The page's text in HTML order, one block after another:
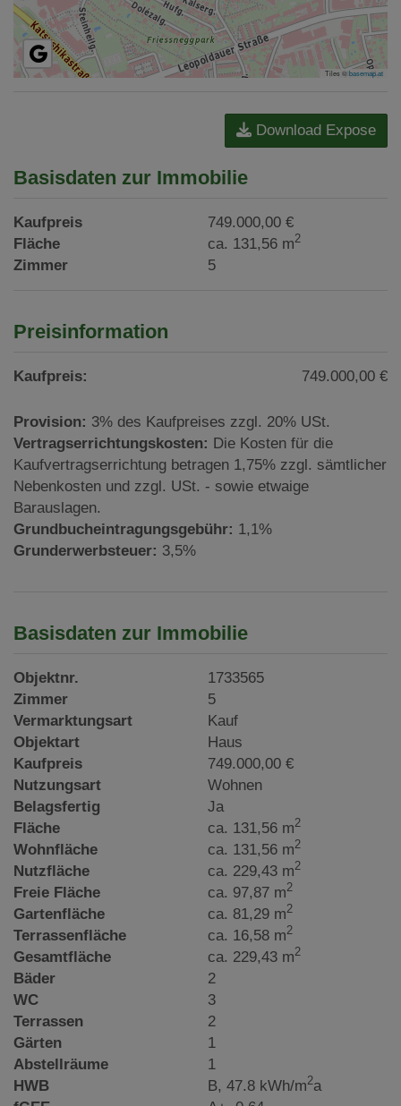
Tiles ©basemap.at
Download Expose
Basisdaten zur Immobilie
Kaufpreis
749.000,00 €
Fläche
ca. 131,56 m2
Zimmer 5
Preisinformation
Kaufpreis: 749.000,00 €
Provision: 3% des Kaufpreises zzgl. 20% USt.
Vertragserrichtungskosten: Die Kosten für die
Kaufvertragserrichtung betragen 1,75% zzgl. sämtlicher
Nebenkosten und zzgl. USt. - sowie etwaige
Barauslagen.
Grundbucheintragungsgebühr: 1,1%
Grunderwerbsteuer: 3,5%
Basisdaten zur Immobilie
Objektnr.
1733565
Zimmer
5
Vermarktungsart
Kauf
Objektart
Haus
Kaufpreis
749.000,00 €
Nutzungsart
Wohnen
Belagsfertig
Ja
Fläche
ca. 131,56 m2
Wohnfläche ca. 131,56 m2
Nutzfläche ca. 229,43 m2
Freie Fläche ca. 97,87 m2
Gartenfläche ca. 81,29 m2
Terrassenfläche ca. 16,58 m2
Gesamtfläche ca. 229,43 m2
Bäder
2
WC
3
Terrassen
2
Gärten
1
Abstellräume
1
HWB
B, 47.8 kWh/m2a